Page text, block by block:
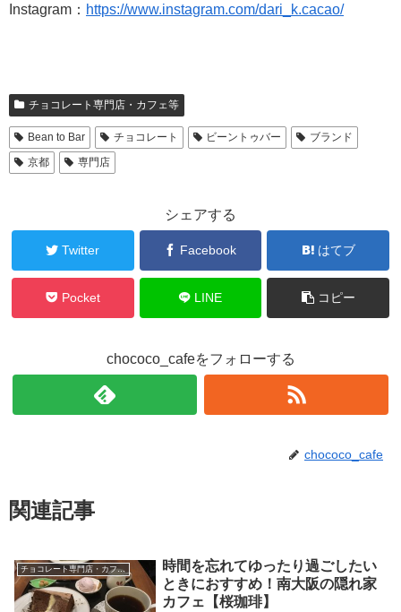
Instagram： https://www.instagram.com/dari_k.cacao/
チョコレート専門店・カフェ等
Bean to Bar チョコレート ビーントゥバー
ブランド
京都
専門店
シェアする
Twitter Facebook はてブ
Pocket LINE コピー
chococo_cafeをフォローする
chococo_cafe
関連記事
チョコレート専門店・カフェ等
時間を忘れてゆったり過ごしたい
ときにおすすめ！南大阪の隠れ家
カフェ【桜珈琲】